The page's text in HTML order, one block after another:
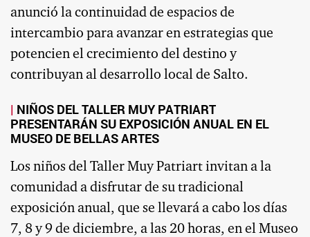
anunció la continuidad de espacios de
intercambio para avanzar en estrategias que
potencien el crecimiento del destino y
contribuyan al desarrollo local de Salto.
NIÑOS DEL TALLER MUY PATRIART
PRESENTARÁN SU EXPOSICIÓN ANUAL EN EL
MUSEO DE BELLAS ARTES
Los niños del Taller Muy Patriart invitan a la
comunidad a disfrutar de su tradicional
exposición anual, que se llevará a cabo los días
7, 8 y 9 de diciembre, a las 20 horas, en el Museo